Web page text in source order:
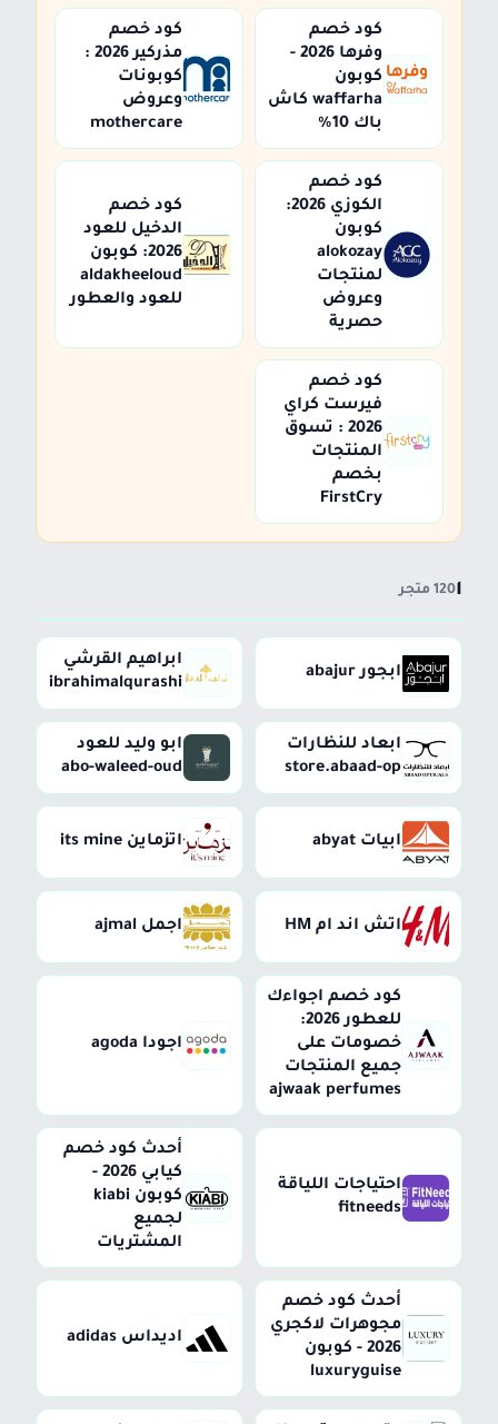
كود خصم
وفرها 2026 -
كوبون
waffarha كاش
باك 10%
كود خصم
مذركير 2026 :
كوبونات
وعروض
mothercare
كود خصم
الكوزي 2026:
كوبون
alokozay
لمنتجات
وعروض
حصرية
كود خصم
الدخيل للعود
2026: كوبون
aldakheeloud
للعود والعطور
كود خصم
فيرست كراي
2026 : تسوق
المنتجات
بخصم
FirstCry
ا120 متجر
ابجور abajur
ابراهيم القرشي
ibrahimalqurashi
ابعاد للنظارات
store.abaad-op
ابو وليد للعود
abo-waleed-oud
ابيات abyat اتزماين its mine
اتش اند ام HM اجمل ajmal
كود خصم اجواءك
للعطور 2026:
خصومات على
جميع المنتجات
ajwaak perfumes
اجودا agoda
احتياجات اللياقة
fitneeds
أحدث كود خصم
كيابي 2026 -
كوبون kiabi
لجميع
المشتريات
أحدث كود خصم
مجوهرات لاكجري
2026 - كوبون
luxuryguise
اديداس adidas